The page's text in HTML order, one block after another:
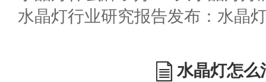
水晶灯行业研究报告发布：水晶
水晶灯怎么